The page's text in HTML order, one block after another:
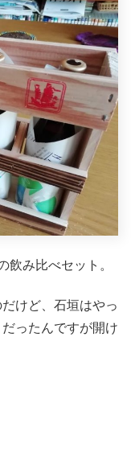
飲み比べセット。
けど、石垣はやっ
ったんですが開け